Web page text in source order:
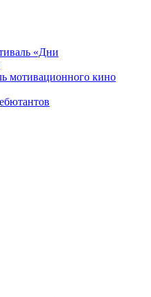
«Дни
мотивационного кино